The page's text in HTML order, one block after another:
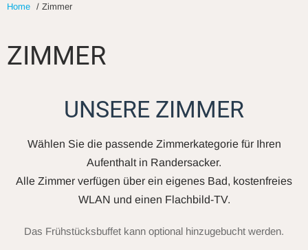
Home / Zimmer
ZIMMER
UNSERE ZIMMER
Wählen Sie die passende Zimmerkategorie für Ihren
Aufenthalt in Randersacker.
Alle Zimmer verfügen über ein eigenes Bad, kostenfreies
WLAN und einen Flachbild-TV.
Das Frühstücksbuffet kann optional hinzugebucht werden.